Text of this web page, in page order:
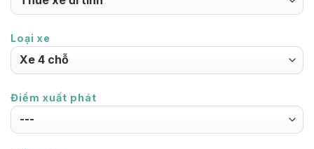
Loại xe
Điểm xuất phát